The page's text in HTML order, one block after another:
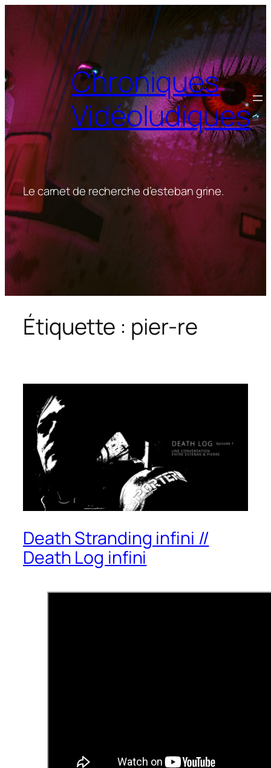
Chroniques
Vidéoludiques
Le carnet de recherche d’esteban grine.
Étiquette : pier-re
Death Stranding infini //
Death Log infini